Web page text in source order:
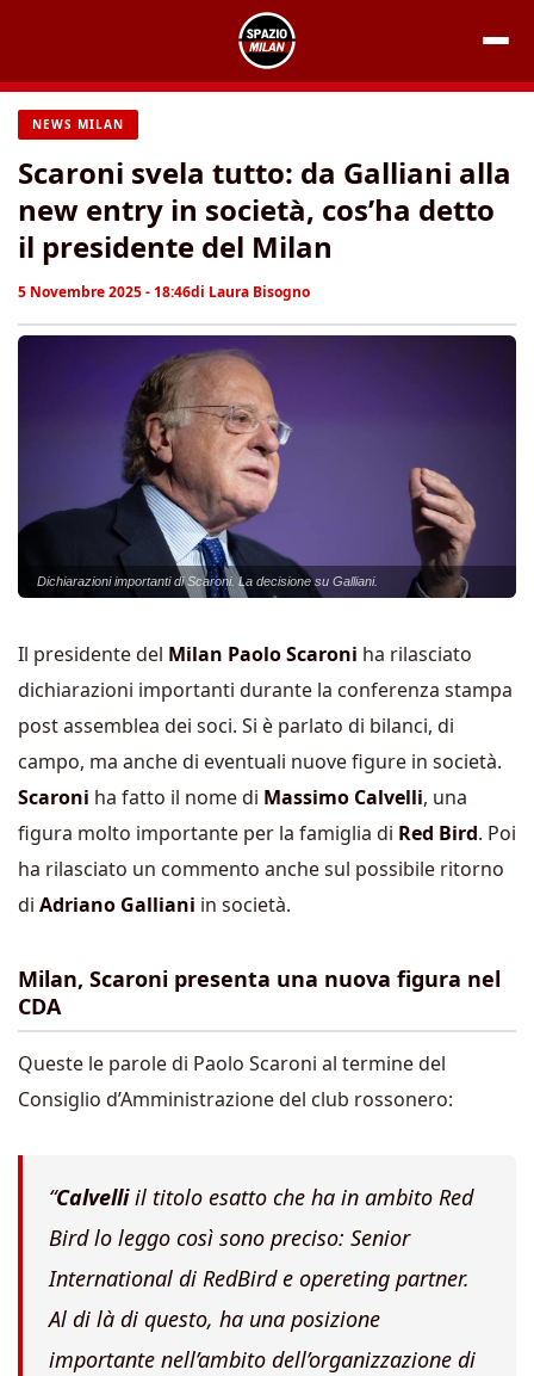
contenuto
NEWS MILAN
Scaroni svela tutto: da Galliani alla
new entry in società, cos’ha detto
il presidente del Milan
5 Novembre 2025 - 18:46di Laura Bisogno
Dichiarazioni importanti di Scaroni. La decisione su Galliani.
Il presidente del Milan Paolo Scaroni ha rilasciato
dichiarazioni importanti durante la conferenza stampa
post assemblea dei soci. Si è parlato di bilanci, di
campo, ma anche di eventuali nuove figure in società.
Scaroni ha fatto il nome di Massimo Calvelli, una
figura molto importante per la famiglia di Red Bird. Poi
ha rilasciato un commento anche sul possibile ritorno
di Adriano Galliani in società.
Milan, Scaroni presenta una nuova figura nel
CDA
Queste le parole di Paolo Scaroni al termine del
Consiglio d’Amministrazione del club rossonero:
“Calvelliil titolo esatto che ha in ambito Red
Bird lo leggo così sono preciso: Senior
International di RedBird e opereting partner.
Al di là di questo, ha una posizione
importante nell’ambito dell’organizzazione di